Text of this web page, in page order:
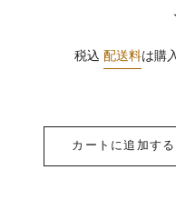
税込 配送料は購
カートに追加する